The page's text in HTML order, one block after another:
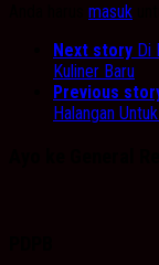
masuk
Next story Di
Kuliner Baru
Previous
Halangan